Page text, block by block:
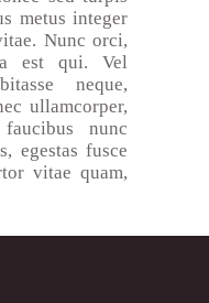
metus integer
Nunc orci,
est qui. Vel
neque,
ullamcorper,
nunc
egestas fusce
vitae quam,